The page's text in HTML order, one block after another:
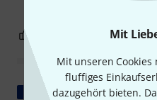
Mit
Mit unseren
fluffiges
dazugehört bieten.
Original zeigen